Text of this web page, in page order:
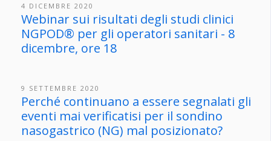
4 DICEMBRE 2020
Webinar sui risultati degli studi clinici
NGPOD® per gli operatori sanitari - 8
dicembre, ore 18
9 SETTEMBRE 2020
Perché continuano a essere segnalati gli
eventi mai verificatisi per il sondino
nasogastrico (NG) mal posizionato?